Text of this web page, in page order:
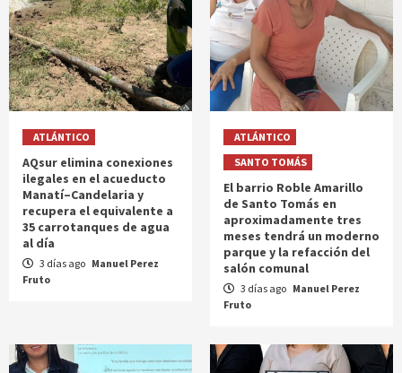
ATLÁNTICO
AQsur elimina conexiones
ilegales en el acueducto
Manatí–Candelaria y
recupera el equivalente a
35 carrotanques de agua
al día
3 días ago Manuel Perez
Fruto
ATLÁNTICO
SANTO TOMÁS
El barrio Roble Amarillo
de Santo Tomás en
aproximadamente tres
meses tendrá un moderno
parque y la refacción del
salón comunal
3 días ago Manuel Perez
Fruto